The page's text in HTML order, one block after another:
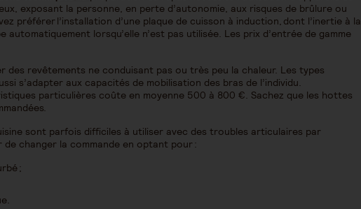
exposant la personne, en perte d’autonomie, aux risques de brûlure ou
préférer l’installation d’une plaque de cuisson à induction, dont l’inertie à la
lorsqu’elle n’est pas utilisée. Les prix d’entrée de gamme
des revêtements ne conduisant pas ou très peu la chaleur. Les types
s’adapter aux capacités de mobilisation des bras de l’individu.
particulières coûte en moyenne 500 à 800 €. Sachez que les hottes
sont parfois difficiles à utiliser avec des troubles articulaires par
de changer la commande en optant pour :
;